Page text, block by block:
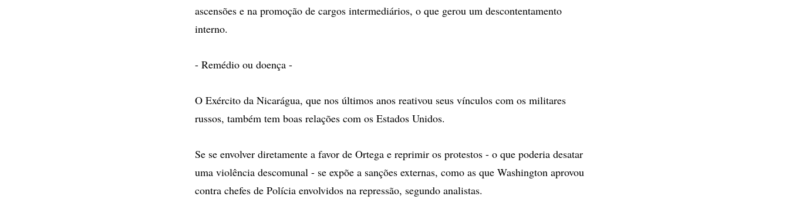
ascensões e na promoção de cargos intermediários, o que gerou um descontentamento
interno.
- Remédio ou doença -
O Exército da Nicarágua, que nos últimos anos reativou seus vínculos com os militares
russos, também tem boas relações com os Estados Unidos.
Se se envolver diretamente a favor de Ortega e reprimir os protestos - o que poderia desatar
uma violência descomunal - se expõe a sanções externas, como as que Washington aprovou
contra chefes de Polícia envolvidos na repressão, segundo analistas.